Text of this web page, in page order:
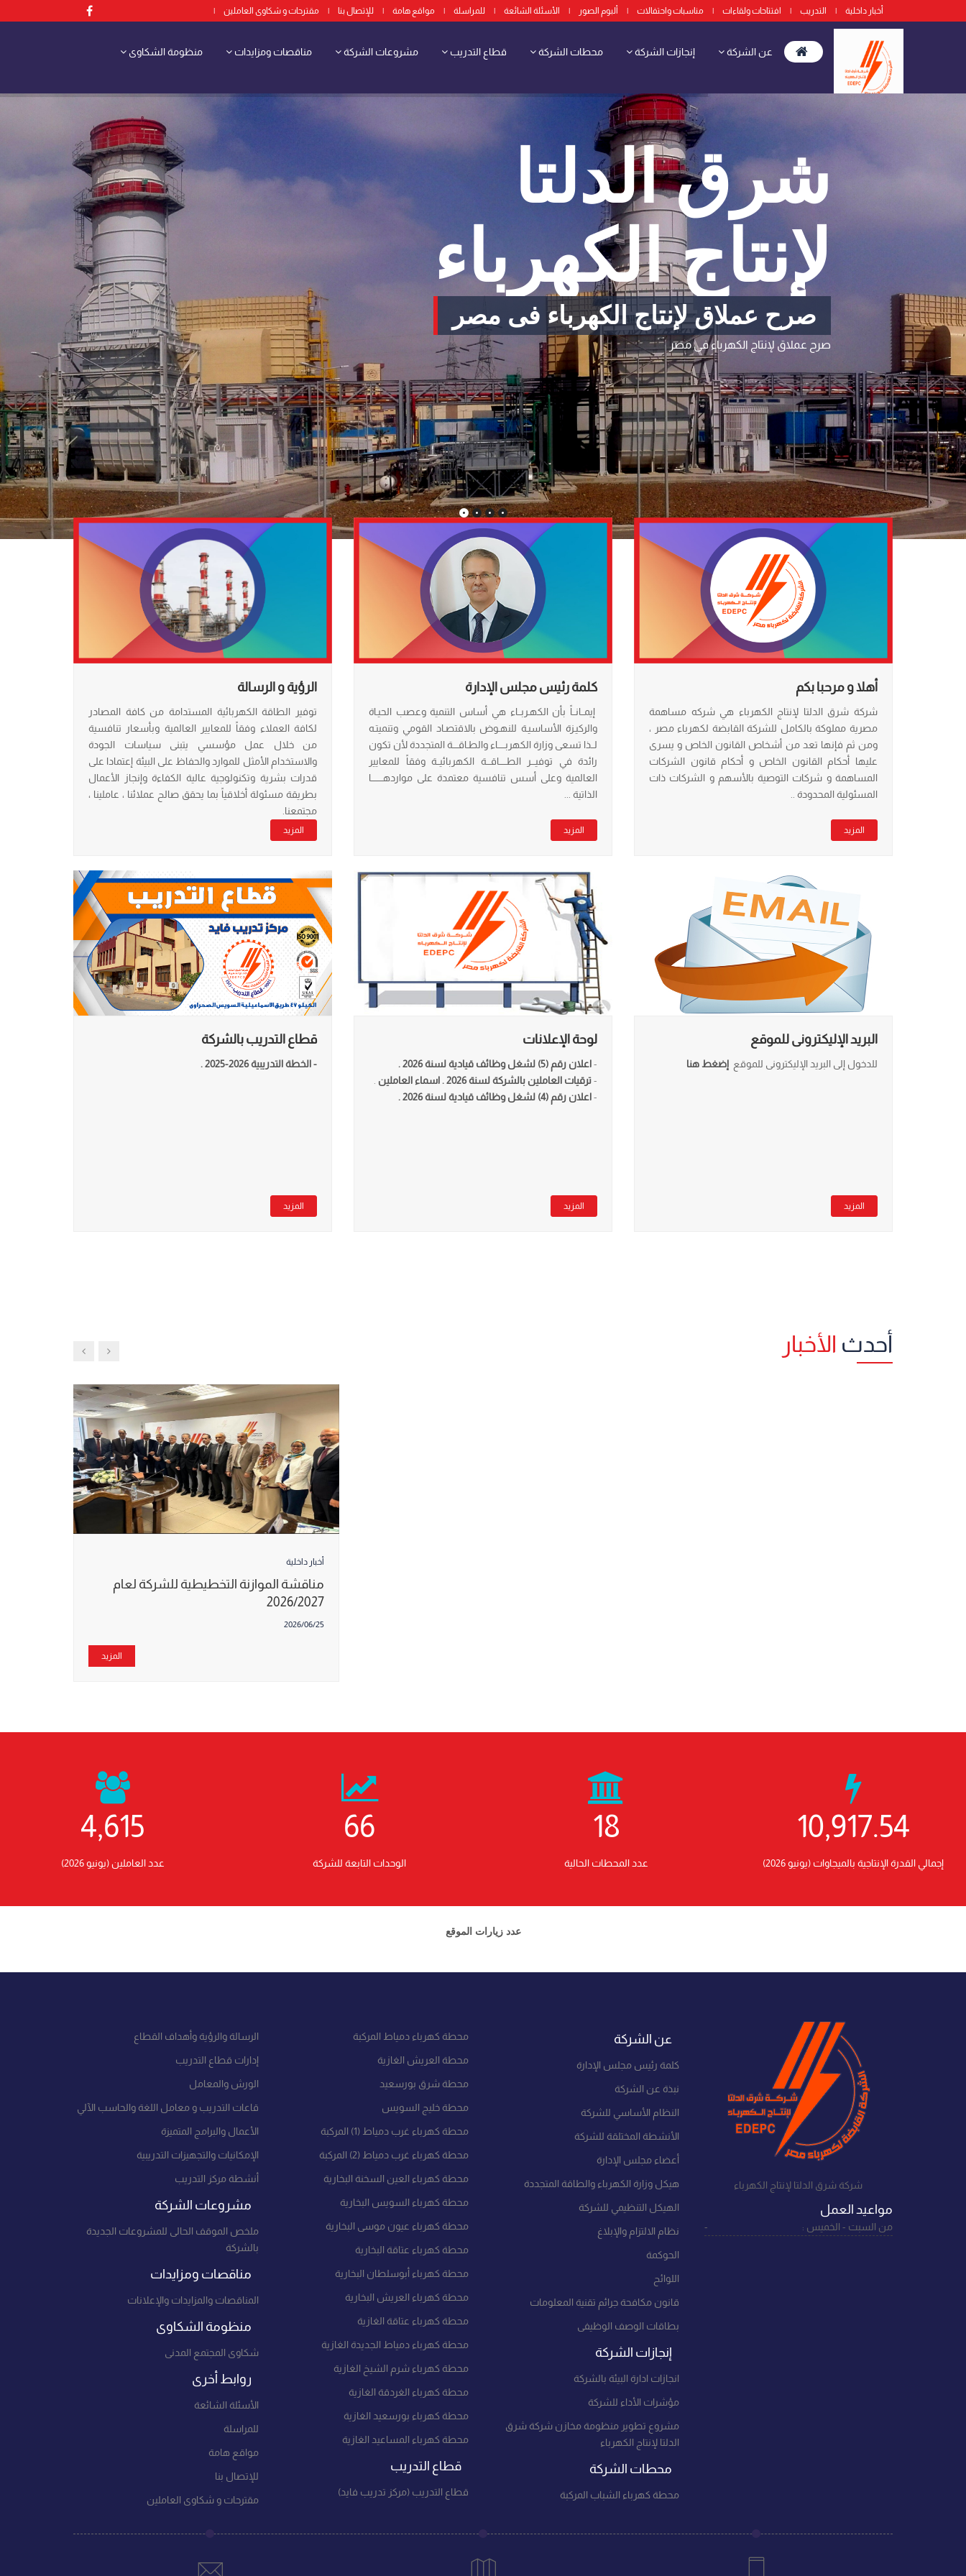
أخبار داخلية | التدريب | افتتاحات ولقاءات | مناسبات واحتفالات | ألبوم الصور | الأسئلة الشائعة | للمراسلة | مواقع هامة | للإتصال بنا | مقترحات و شكاوى العاملين |
عن الشركة إنجازات الشركة محطات الشركة قطاع التدريب مشروعات الشركة مناقصات ومزايدات منظومة الشكاوى
شرق الدلتا
لإنتاج الكهرباء
صرح عملاق لإنتاج الكهرباء فى مصر
صرح عملاق لإنتاج الكهرباء فى مصر
أهلا و مرحبا بكم
شركة شرق الدلتا لإنتاج الكهرباء هيشركه مساهمة
مصرية مملوكة بالكامل للشركة القابضة لكهرباء مصر ،
ومن ثم فإنها تعد من أشخاص القانون الخاص و يسرى
عليها أحكام القانون الخاص و أحكام قانون الشركات
المساهمة و شركات التوصية بالأسهم و الشركات ذات
المسئولية المحدودة ..
المزيد
كلمة رئيس مجلس الإدارة
إيمــانــاً بأن الكهـربــاء هي أساس التنمية وعصب الحيـاة
والركيـزة الأساسيـة للنهـوض بالاقتصـاد القومي وتنميتـه
لــذا تسعى وزارة الكهربـــــاء والطـاقــــة المتجددة لأن تكون
رائدة في توفيـــر الطـــــاقـــة الكهربائيــة وفقاً للمعايير
العالمية وعلى أسس تنافسية معتمدة على مواردهــــــــا
الذاتية ...
المزيد
الرؤية و الرسالة
توفير الطاقة الكهربائية المستدامة من كافة المصادر
لكافة العملاء وفقاً للمعايير العالمية وبأسعار تنافسية
من خلال عمل مؤسسي يتبنى سياسات الجودة
والاستخدام الأمثل للموارد والحفاظ على البيئة إعتمادا على
قدرات بشرية وتكنولوجية عالية الكفاءة وإنجاز الأعمال
بطريقة مسئولة أخلاقياً بما يحقق صالح عملائنا ، عاملينا ،
مجتمعنا.
المزيد
البريد الإليكترونى للموقع
للدخول إلى البريد الإليكترونى للموقع إضغط هنا
المزيد
لوحة الإعلانات
-اعلان رقم (5) لشغل وظائف قيادية لسنة 2026 .
-ترقيات العاملين بالشركة لسنة 2026 . اسماء العاملين
-اعلان رقم (4) لشغل وظائف قيادية لسنة 2026 .
المزيد
قطاع التدريب بالشركة
- الخطة التدريبية 2026-2025 .
المزيد
أحدث الأخبار
أخبار داخلية
مناقشة الموازنة التخطيطية للشركة لعام
2026/2027
2026/06/25
المزيد
10,917.54
إجمالي القدرة الإنتاجية بالميجاوات (يونيو 2026)
18
عدد المحطات الحالية
66
الوحدات التابعة للشركة
4,615
عدد العاملين (يونيو 2026)
عدد زيارات الموقع
شركة شرق الدلتا لإنتاج الكهرباء
مواعيد العمل
من السبت - الخميس : -
عن الشركة
كلمة رئيس مجلس الإدارة
نبذة عن الشركة
النظام الأساسي للشركة
الأنشطة المختلقة للشركة
أعضاء مجلس الإدارة
هيكل وزارة الكهرباء والطاقة المتجددة
الهيكل التنظيمي للشركة
نظام الالتزام والإبلاغ
الحوكمة
اللوائح
قانون مكافحة جرائم تقنية المعلومات
بطاقات الوصف الوظيفى
إنجازات الشركة
انجازات ادارة البيئة بالشركة
مؤشرات الأداء للشركة
مشروع تطوير منظومة مخازن شركة شرق
الدلتا لإنتاج الكهرباء
محطات الشركة
محطة كهرباء الشباب المركبة
محطة كهرباء دمياط المركبة
محطة العريش الغازية
محطة شرق بورسعيد
محطة خليج السويس
محطة كهرباء غرب دمياط (1) المركبة
محطة كهرباء غرب دمياط (2) المركبة
محطة كهرباء العين السخنة البخارية
محطة كهرباء السويس البخارية
محطة كهرباء عيون موسى البخارية
محطة كهرباء عتاقة البخارية
محطة كهرباء أبوسلطان البخارية
محطة كهرباء العريش البخارية
محطة كهرباء عتاقة الغازية
محطة كهرباء دمياط الجديدة الغازية
محطة كهرباء شرم الشيخ الغازية
محطة كهرباء الغردقة الغازية
محطة كهرباء بورسعيد الغازية
محطة كهرباء المساعيد الغازية
قطاع التدريب
قطاع التدريب (مركز تدريب فايد)
الرسالة والرؤية وأهداف القطاع
إدارات قطاع التدريب
الورش والمعامل
قاعات التدريب و معامل اللغة والحاسب الآلي
الأعمال والبرامج المتميزة
الإمكانيات والتجهيزات التدريبية
أنشطة مركز التدريب
مشروعات الشركة
ملخص الموقف الحالى للمشروعات الجديدة
بالشركة
مناقصات ومزايدات
المناقصات والمزايدات والإعلانات
منظومة الشكاوى
شكاوى المجتمع المدنى
روابط أخرى
الأسئلة الشائعة
للمراسلة
مواقع هامة
للإتصال بنا
مقترحات و شكاوى العاملين